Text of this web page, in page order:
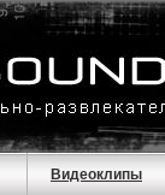
Видеоклипы